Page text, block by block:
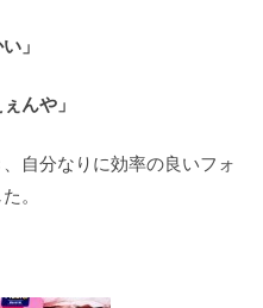
」
んや」
自分なりに効率の良いフォ
。